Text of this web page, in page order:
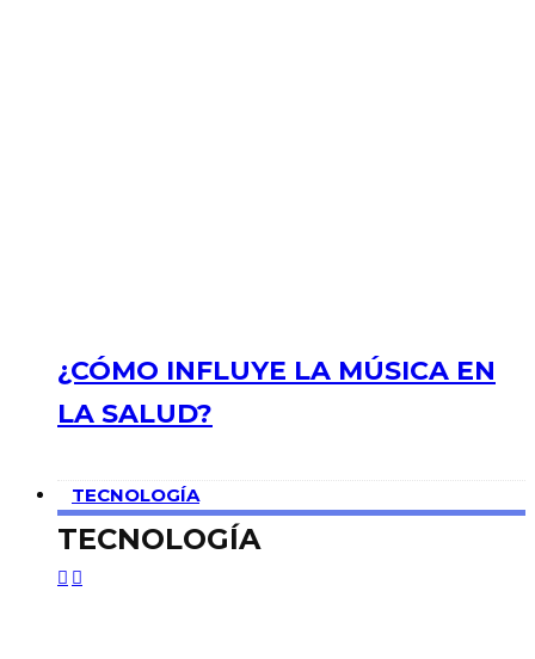
¿CÓMO INFLUYE LA MÚSICA EN
LA SALUD?
TECNOLOGÍA
TECNOLOGÍA